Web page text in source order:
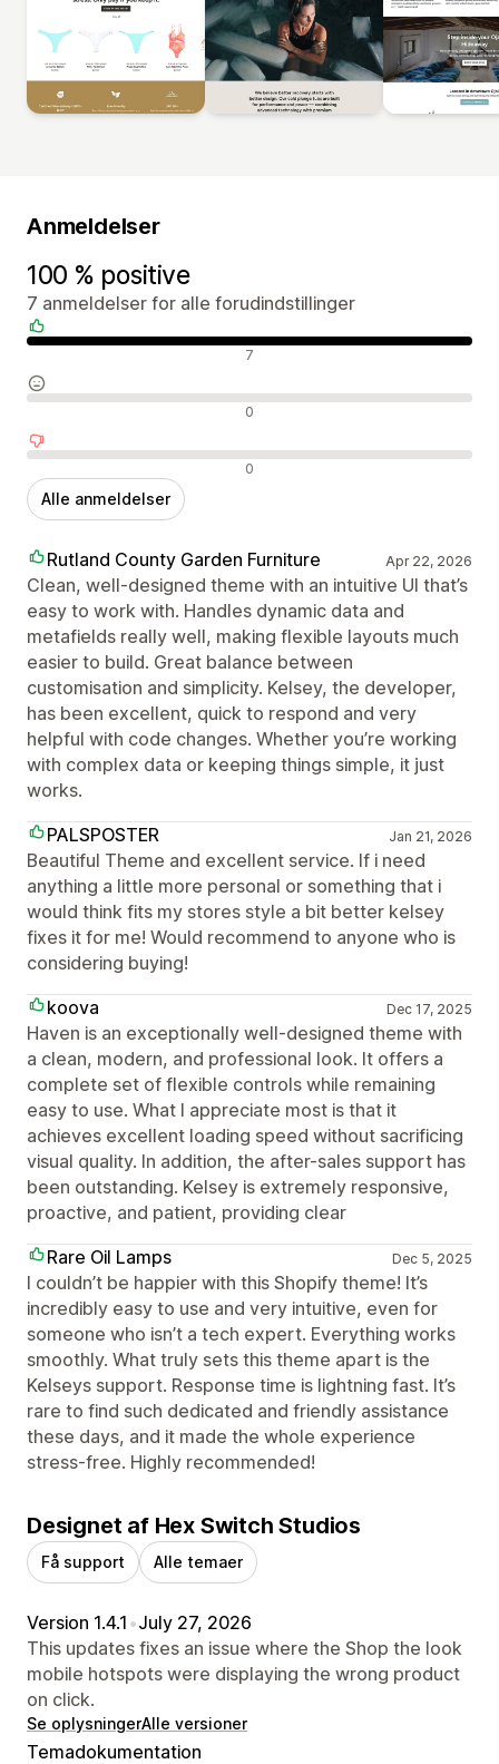
Anmeldelser
100 % positive
7 anmeldelser for alle forudindstillinger
Positive anmeldelser 7
Neutrale anmeldelser 0
Negative anmeldelser 0
Alle anmeldelser
Rutland County Garden Furniture Apr 22, 2026
Clean, well-designed theme with an intuitive UI that’s
easy to work with. Handles dynamic data and
metafields really well, making flexible layouts much
easier to build. Great balance between
customisation and simplicity. Kelsey, the developer,
has been excellent, quick to respond and very
helpful with code changes. Whether you’re working
with complex data or keeping things simple, it just
works.
PALSPOSTER
Jan 21, 2026
Beautiful Theme and excellent service. If i need
anything a little more personal or something that i
would think fits my stores style a bit better kelsey
fixes it for me! Would recommend to anyone who is
considering buying!
koova
Dec 17, 2025
Haven is an exceptionally well-designed theme with
a clean, modern, and professional look. It offers a
complete set of flexible controls while remaining
easy to use. What I appreciate most is that it
achieves excellent loading speed without sacrificing
visual quality. In addition, the after-sales support has
been outstanding. Kelsey is extremely responsive,
proactive, and patient, providing clear
Rare Oil Lamps
Dec 5, 2025
I couldn’t be happier with this Shopify theme! It’s
incredibly easy to use and very intuitive, even for
someone who isn’t a tech expert. Everything works
smoothly. What truly sets this theme apart is the
Kelseys support. Response time is lightning fast. It’s
rare to find such dedicated and friendly assistance
these days, and it made the whole experience
stress-free. Highly recommended!
Designet af Hex Switch Studios
Få support Alle temaer
Version 1.4.1 •July 27, 2026
This updates fixes an issue where the Shop the look
mobile hotspots were displaying the wrong product
on click.
Se oplysningerAlle versioner
Temadokumentation